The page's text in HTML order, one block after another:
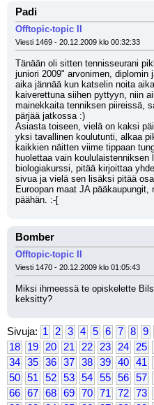
Padi
Offtopic-topic II
Viesti 1469 - 20.12.2009 klo 00:32:33
Tänään oli sitten tennisseurani
juniori 2009" arvonimen,
aika jännää kun katselin noita
kaiverettuna siihen pyttyyn, niin
mainekkaita tenniksen piireissä,
pärjää jatkossa :)
Asiasta toiseen, vielä on kaksi
yksi tavallinen koulutunti, alkaa
kaikkien näitten viime tippaan
huolettaa vain
biologiakurssi, pitää kirjoittaa
sivua ja vielä sen lisäksi pitää
Euroopan maat JA
päähän. :-[
Bomber
Offtopic-topic II
Viesti 1470 - 20.12.2009 klo 01:05:43
Miksi ihmeessä te opiskelette
keksitty?
Sivuja: 1 2 3 4 5 6 7 8 9
18
19 20 21 22 23 24 25
34
35 36 37 38 39 40 41
50
51 52 53 54 55 56 57
66
67 68 69 70 71 72 73